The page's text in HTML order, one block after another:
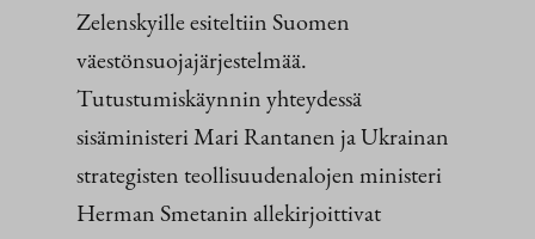
Zelenskyille esiteltiin Suomen
väestönsuojajärjestelmää.
Tutustumiskäynnin yhteydessä
sisäministeri Mari Rantanen ja Ukrainan
strategisten teollisuudenalojen ministeri
Herman Smetanin allekirjoittivat